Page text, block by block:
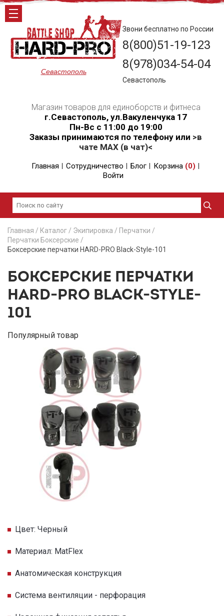
Севастополь
Магазин товаров для единоборств и фитнеса
г.Севастополь, ул.Вакуленчука 17
Пн-Вс с 11:00 до 19:00
Заказы принимаются по телефону или >в
чате MAX (в чат)<
Главная Сотрудничество Блог Корзина (0)
Войти
Звони бесплатно по России
8(800)51-19-123
8(978)034-54-04
Севастополь
Главная / Каталог / Экипировка / Перчатки /
Перчатки Боксерские /
Боксерские перчатки HARD-PRO Black-Style-101
БОКСЕРСКИЕ ПЕРЧАТКИ
HARD-PRO BLACK-STYLE-
101
Популярный товар
Цвет: Черный
Материал: MatFlex
Анатомическая конструкция
Система вентиляции - перфорация